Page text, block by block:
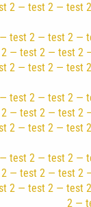
2 — test 2 — test
test 2 — test 2 —
— test 2 — test 2
2 — test 2 — test
test 2 — test 2 —
— test 2 — test 2
2 — test 2 — test
test 2 — test 2 —
— test 2 — test 2
2 — test 2 — test
2 —